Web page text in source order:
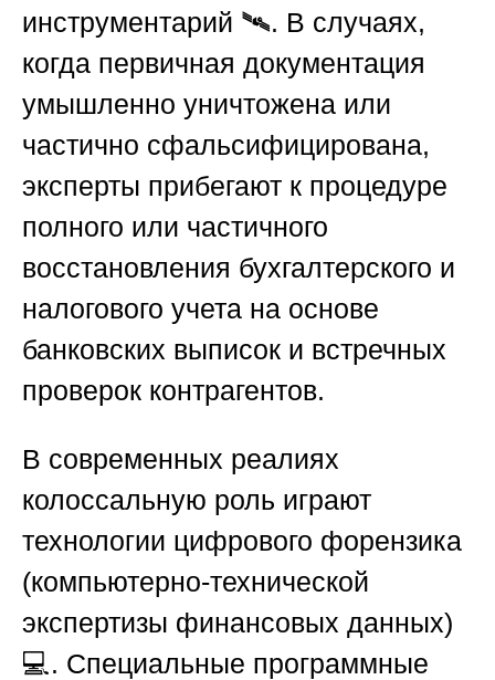
инструментарий 🛰️. В случаях,
когда первичная документация
умышленно уничтожена или
частично сфальсифицирована,
эксперты прибегают к процедуре
полного или частичного
восстановления бухгалтерского и
налогового учета на основе
банковских выписок и встречных
проверок контрагентов.
В современных реалиях
колоссальную роль играют
технологии цифрового форензика
(компьютерно-технической
экспертизы финансовых данных)
💻. Специальные программные